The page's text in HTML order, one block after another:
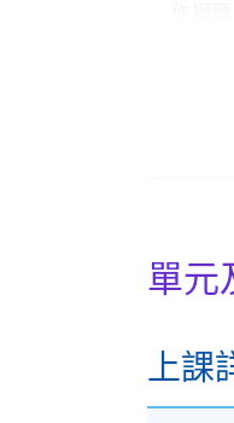
市群
日期 /
修業
單元
上課